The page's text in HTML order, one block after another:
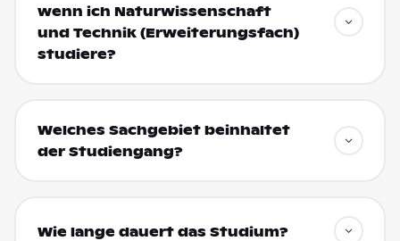
wenn ich Naturwissenschaft
und Technik (Erweiterungsfach)
studiere?
Welches Sachgebiet beinhaltet
der Studiengang?
Wie lange dauert das Studium?